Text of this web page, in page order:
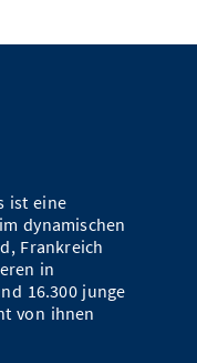
ist eine
dynamischen
Frankreich
in
16.300 junge
von ihnen